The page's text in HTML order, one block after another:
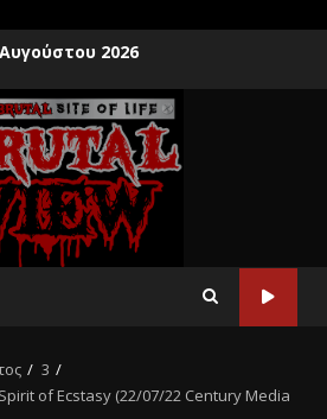
2026
3
Spirit of Ecstasy (22/07/22 Century Media